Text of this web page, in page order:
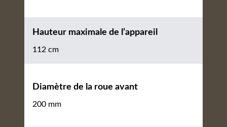
Hauteur maximale de l’appareil
112 cm
Diamètre de la roue avant
200 mm